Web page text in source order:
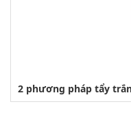
2 phương pháp tẩy